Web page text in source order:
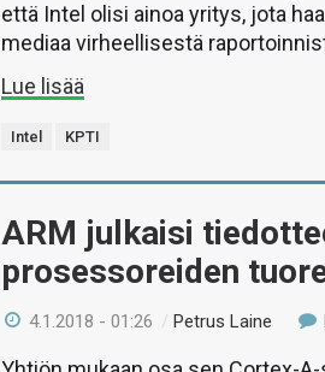
että Intel olisi ainoa yritys, jota
mediaa virheellisestä
Lue lisää
Intel KPTI
ARM julkaisi
prosessoreiden
4.1.2018 - 01:26 /Petrus Laine